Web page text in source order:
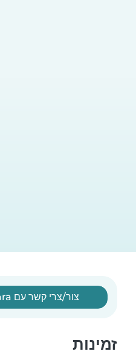
צור/צרי קשר עם Naiara
זמינות